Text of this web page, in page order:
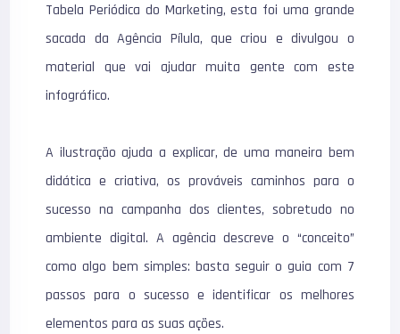
Tabela Periódica do Marketing, esta foi uma grande
sacada da Agência Pílula, que criou e divulgou o
material que vai ajudar muita gente com este
infográfico.
A ilustração ajuda a explicar, de uma maneira bem
didática e criativa, os prováveis caminhos para o
sucesso na campanha dos clientes, sobretudo no
ambiente digital. A agência descreve o “conceito”
como algo bem simples: basta seguir o guia com 7
passos para o sucesso e identificar os melhores
elementos para as suas ações.